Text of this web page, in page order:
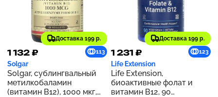
Доставка 199 р.
1 132 ₽ 113
Solgar
Solgar, сублингвальный
метилкобаламин
(витамин B12), 1000 мкг,
Доставка 199 р.
1 231 ₽ 123
Life Extension
Life Extension,
биоактивные фолат и
витамин B12, 90